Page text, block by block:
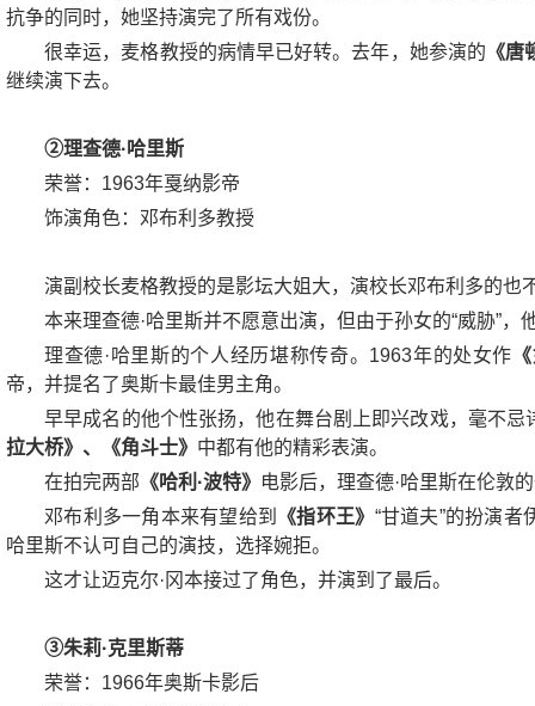
抗争的同时，她坚持演完了所有戏份。
很幸运，麦格教授的病情早已好转。去年，她参演的 《唐
继续演下去。
②理查德·哈里斯
荣誉：1963年戛纳影帝
饰演角色：邓布利多教授
演副校长麦格教授的是影坛大姐大，演校长邓布利多的也
本来理查德·哈里斯并不愿意出演，但由于孙女的“威胁”，
理查德·哈里斯的个人经历堪称传奇。1963年的处女作
帝，并提名了奥斯卡最佳男主角。
早早成名的他个性张扬，他在舞台剧上即兴改戏，毫不
拉大桥》、《角斗士》 中都有他的精彩表演。
在拍完两部 《哈利·波特》 电影后，理查德·哈里斯在伦敦
邓布利多一角本来有望给到
《指环王》 “甘道夫”的扮演者
哈里斯不认可自己的演技，选择婉拒。
这才让迈克尔·冈本接过了角色，并演到了最后。
③朱莉·克里斯蒂
荣誉：1966年奥斯卡影后